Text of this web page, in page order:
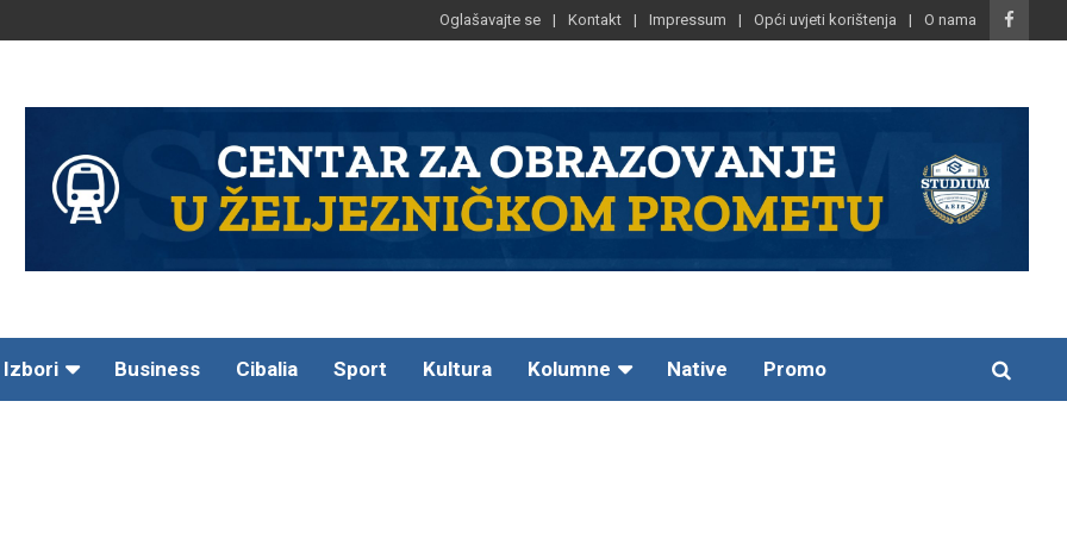
Oglašavajte se Kontakt Impressum Opći uvjeti korištenja O nama
Izbori Business Cibalia Sport Kultura Kolumne Native Promo